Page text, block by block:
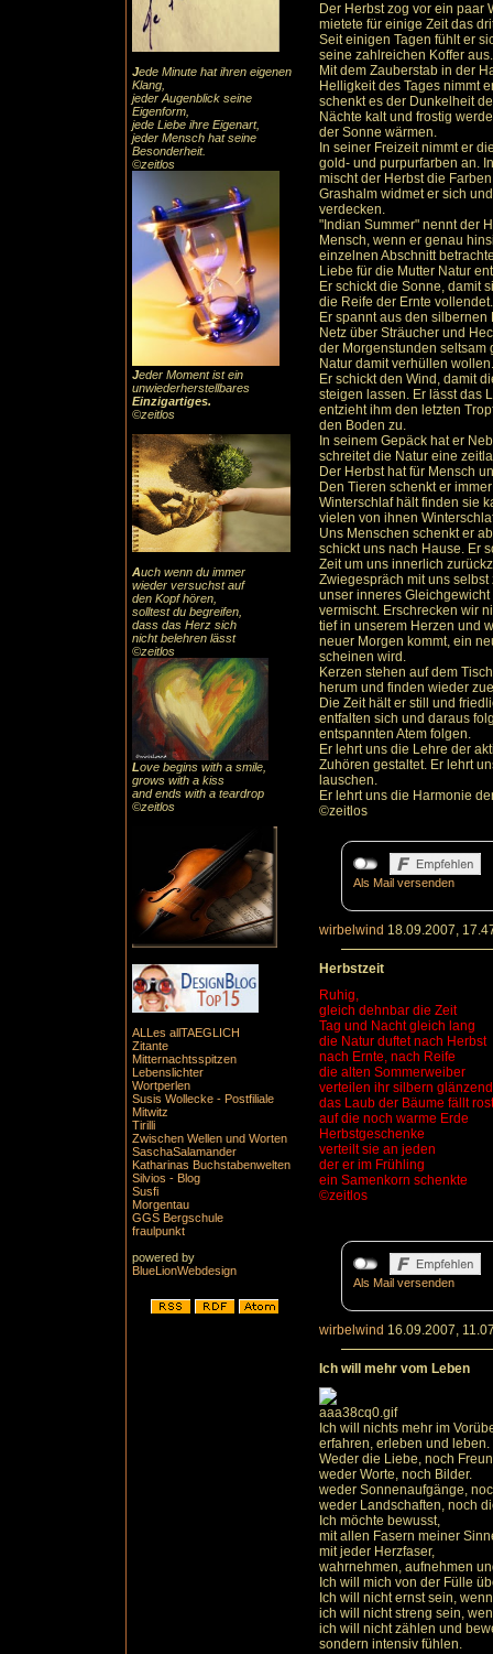
Jede Minute hat ihren eigenen
Klang,
jeder Augenblick seine
Eigenform,
jede Liebe ihre Eigenart,
jeder Mensch hat seine
Besonderheit.
©zeitlos
Jeder Moment ist ein
unwiederherstellbares
Einzigartiges.
©zeitlos
Auch wenn du immer
wieder versuchst auf
den Kopf hören,
solltest du begreifen,
dass das Herz sich
nicht belehren lässt
©zeitlos
Love begins with a smile,
grows with a kiss
and ends with a teardrop
©zeitlos
ALLes allTAEGLICH
Zitante
Mitternachtsspitzen
Lebenslichter
Wortperlen
Susis Wollecke - Postfiliale
Mitwitz
Tirilli
Zwischen Wellen und Worten
SaschaSalamander
Katharinas Buchstabenwelten
Silvios - Blog
Susfi
Morgentau
GGS Bergschule
fraulpunkt
powered by
BlueLionWebdesign
Der Herbst zog vor ein paar
mietete für einige Zeit das
Seit einigen Tagen fühlt er
seine zahlreichen Koffer aus.
Mit dem Zauberstab in der
Helligkeit des Tages nimmt
schenkt es der Dunkelheit
Nächte kalt und frostig
der Sonne wärmen.
In seiner Freizeit nimmt er
gold- und purpurfarben an.
mischt der Herbst die
Grashalm widmet er sich
verdecken.
"Indian Summer" nennt der
Mensch, wenn er genau
einzelnen Abschnitt
Liebe für die Mutter Natur
Er schickt die Sonne, damit
die Reife der Ernte vollendet.
Er spannt aus den
Netz über Sträucher und
der Morgenstunden seltsam
Natur damit verhüllen wollen.
Er schickt den Wind, damit
steigen lassen. Er lässt das
entzieht ihm den letzten
den Boden zu.
In seinem Gepäck hat er
schreitet die Natur eine
Der Herbst hat für Mensch
Den Tieren schenkt er
Winterschlaf hält finden sie
vielen von ihnen
Uns Menschen schenkt er
schickt uns nach Hause. Er
Zeit um uns innerlich
Zwiegespräch mit uns
unser inneres
vermischt. Erschrecken wir
tief in unserem Herzen und
neuer Morgen kommt, ein
scheinen wird.
Kerzen stehen auf dem
herum und finden wieder
Die Zeit hält er still und
entfalten sich und daraus
entspannten Atem folgen.
Er lehrt uns die Lehre der
Zuhören gestaltet. Er lehrt
lauschen.
Er lehrt uns die Harmonie
©zeitlos
Als Mail versenden
wirbelwind 18.09.2007,
Herbstzeit
Ruhig,
gleich dehnbar die Zeit
Tag und Nacht gleich lang
die Natur duftet nach Herbst
nach Ernte, nach Reife
die alten Sommerweiber
verteilen ihr silbern
das Laub der Bäume fällt
auf die noch warme Erde
Herbstgeschenke
verteilt sie an jeden
der er im Frühling
ein Samenkorn schenkte
©zeitlos
Als Mail versenden
wirbelwind 16.09.2007,
Ich will mehr vom Leben
Ich will nichts mehr im
erfahren, erleben und leben.
Weder die Liebe, noch
weder Worte, noch Bilder.
weder Sonnenaufgänge,
weder Landschaften, noch
Ich möchte bewusst,
mit allen Fasern meiner
mit jeder Herzfaser,
wahrnehmen, aufnehmen
Ich will mich von der Fülle
Ich will nicht ernst sein,
ich will nicht streng sein,
ich will nicht zählen und
sondern intensiv fühlen.